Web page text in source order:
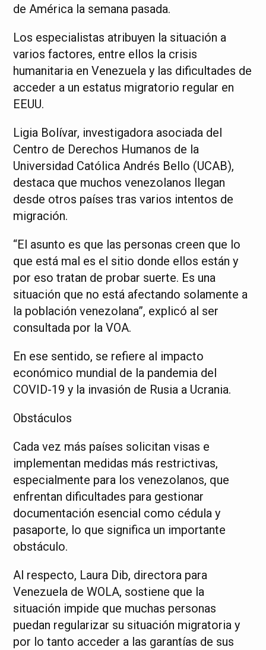
de América la semana pasada.
Los especialistas atribuyen la situación a
varios factores, entre ellos la crisis
humanitaria en Venezuela y las dificultades de
acceder a un estatus migratorio regular en
EEUU.
Ligia Bolívar, investigadora asociada del
Centro de Derechos Humanos de la
Universidad Católica Andrés Bello (UCAB),
destaca que muchos venezolanos llegan
desde otros países tras varios intentos de
migración.
“El asunto es que las personas creen que lo
que está mal es el sitio donde ellos están y
por eso tratan de probar suerte. Es una
situación que no está afectando solamente a
la población venezolana”, explicó al ser
consultada por la VOA.
En ese sentido, se refiere al impacto
económico mundial de la pandemia del
COVID-19 y la invasión de Rusia a Ucrania.
Obstáculos
Cada vez más países solicitan visas e
implementan medidas más restrictivas,
especialmente para los venezolanos, que
enfrentan dificultades para gestionar
documentación esencial como cédula y
pasaporte, lo que significa un importante
obstáculo.
Al respecto, Laura Dib, directora para
Venezuela de WOLA, sostiene que la
situación impide que muchas personas
puedan regularizar su situación migratoria y
por lo tanto acceder a las garantías de sus